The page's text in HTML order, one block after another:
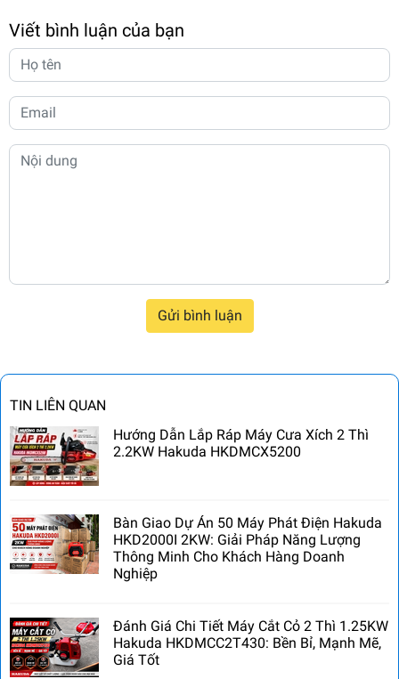
TIN LIÊN QUAN
Hướng Dẫn Lắp Ráp Máy Cưa Xích 2 Thì
2.2KW Hakuda HKDMCX5200
Bàn Giao Dự Án 50 Máy Phát Điện Hakuda
HKD2000I 2KW: Giải Pháp Năng Lượng
Thông Minh Cho Khách Hàng Doanh
Nghiệp
Đánh Giá Chi Tiết Máy Cắt Cỏ 2 Thì 1.25KW
Hakuda HKDMCC2T430: Bền Bỉ, Mạnh Mẽ,
Giá Tốt
Viết bình luận của bạn
Gửi bình luận